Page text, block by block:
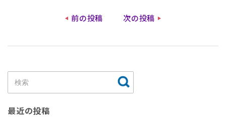
前の投稿 次の投稿
最近の投稿